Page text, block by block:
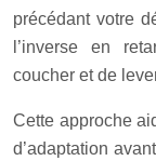
précédant votre
l’inverse en
coucher et de
Cette approche
d’adaptation